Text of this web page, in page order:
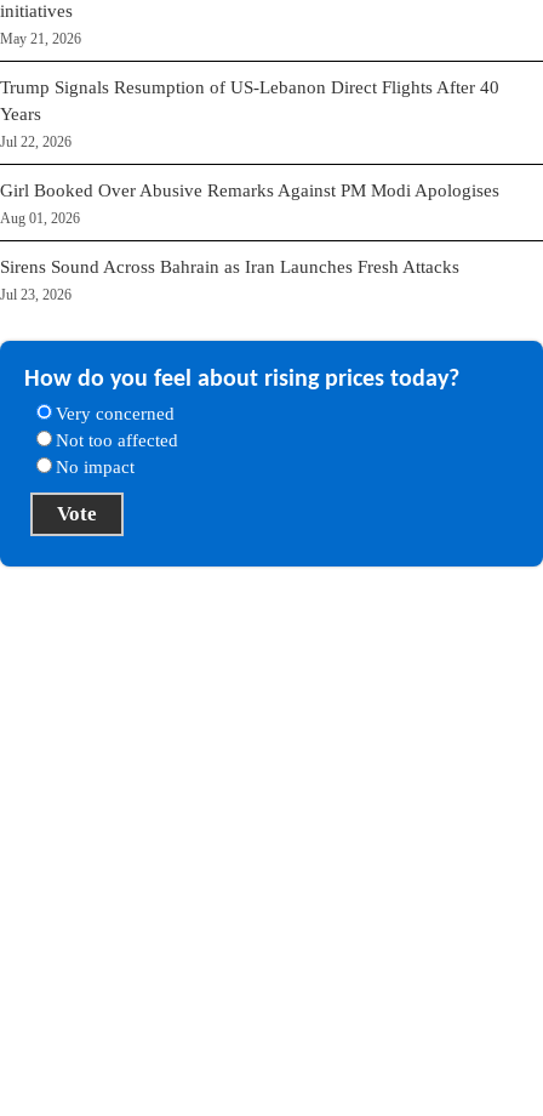
initiatives
May 21, 2026
Trump Signals Resumption of US-Lebanon Direct Flights After 40
Years
Jul 22, 2026
Girl Booked Over Abusive Remarks Against PM Modi Apologises
Aug 01, 2026
Sirens Sound Across Bahrain as Iran Launches Fresh Attacks
Jul 23, 2026
How do you feel about rising prices today?
Very concerned
Not too affected
No impact